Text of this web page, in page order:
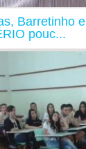
Barretinho
pouc...